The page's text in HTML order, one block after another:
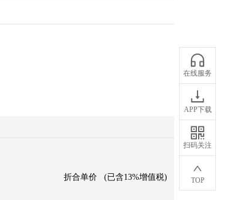
在线服务
APP下载
扫码关注
TOP
折合单价
(已含13%增值税)